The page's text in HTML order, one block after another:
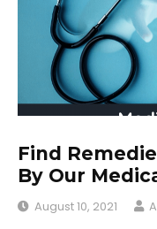
Find
By Our
August 10, 2021